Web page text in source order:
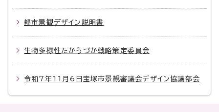
都市景観デザイン説明書
生物多様性たからづか戦略策定委員会
令和7年11月6日宝塚市景観審議会デザイン協議部会